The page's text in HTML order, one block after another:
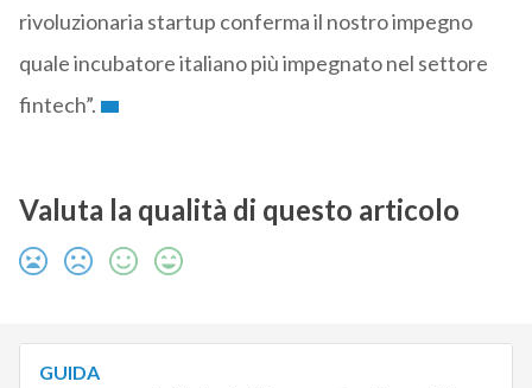
rivoluzionaria startup conferma il nostro impegno
quale incubatore italiano più impegnato nel settore
fintech”.
Valuta la qualità di questo articolo
GUIDA